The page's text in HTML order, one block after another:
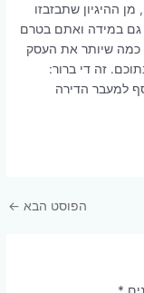
ההיגיון שתבזבזו
גם במידה ואתם בטרם
כמה שיותר את העסק
זה די ברור:
למעבר הדירה
הפוסט הבא ←
*